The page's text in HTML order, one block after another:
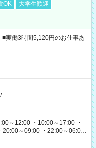
OK
大学生歓迎
働3時間5,120円のお仕事あ
/ …
～12:00 ・10:00～17:00 ・
20:00～09:00 ・22:00～06:00